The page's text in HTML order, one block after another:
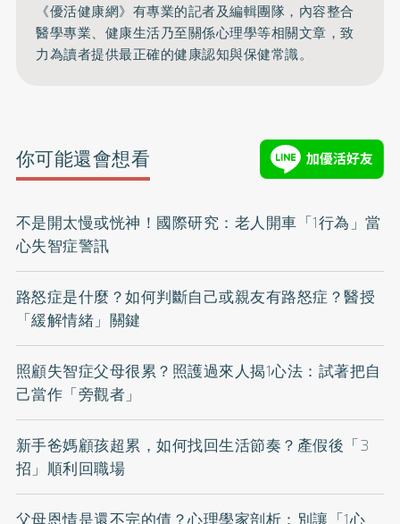
《優活健康網》有專業的記者及編輯團隊，內容整合
醫學專業、健康生活乃至關係心理學等相關文章，致
力為讀者提供最正確的健康認知與保健常識。
你可能還會想看
不是開太慢或恍神！國際研究：老人開車「1行為」當
心失智症警訊
路怒症是什麼？如何判斷自己或親友有路怒症？醫授
「緩解情緒」關鍵
照顧失智症父母很累？照護過來人揭1心法：試著把自
己當作「旁觀者」
新手爸媽顧孩超累，如何找回生活節奏？產假後「3
招」順利回職場
父母恩情是還不完的債？心理學家剖析：別讓「1心